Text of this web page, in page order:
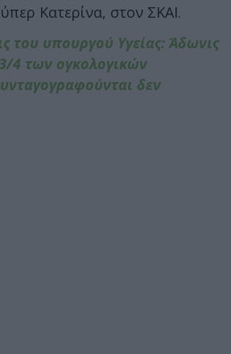
Κατερίνα, στον ΣΚΑΙ.
του υπουργού Υγείας: Άδωνις
4 των ογκολογικών
δεν